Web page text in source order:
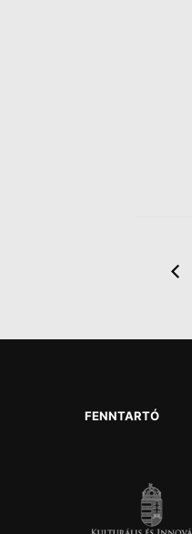
FENNTARTÓ